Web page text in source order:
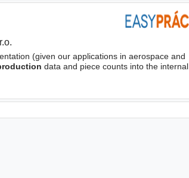
(given our applications in aerospace and
data and piece counts into the internal